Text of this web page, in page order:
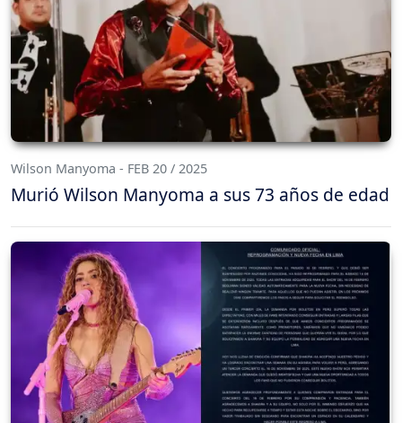
Wilson Manyoma - FEB 20 / 2025
Murió Wilson Manyoma a sus 73 años de edad